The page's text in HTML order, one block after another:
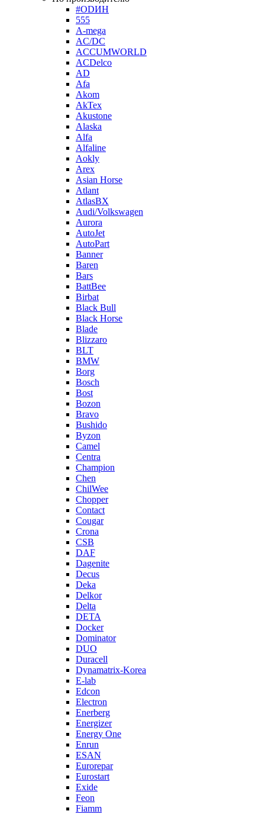
#ODИН
555
A-mega
AC/DC
ACCUMWORLD
ACDelco
AD
Afa
Akom
AkTex
Akustone
Alaska
Alfa
Alfaline
Aokly
Arex
Asian Horse
Atlant
AtlasBX
Audi/Volkswagen
Aurora
AutoJet
AutoPart
Banner
Baren
Bars
BattBee
Birbat
Black Bull
Black Horse
Blade
Blizzaro
BLT
BMW
Borg
Bosch
Bost
Bozon
Bravo
Bushido
Byzon
Camel
Centra
Champion
Chen
ChilWee
Chopper
Contact
Cougar
Crona
CSB
DAF
Dagenite
Decus
Deka
Delkor
Delta
DETA
Docker
Dominator
DUO
Duracell
Dynamatrix-Korea
E-lab
Edcon
Electron
Enerberg
Energizer
Energy One
Enrun
ESAN
Eurorepar
Eurostart
Exide
Feon
Fiamm